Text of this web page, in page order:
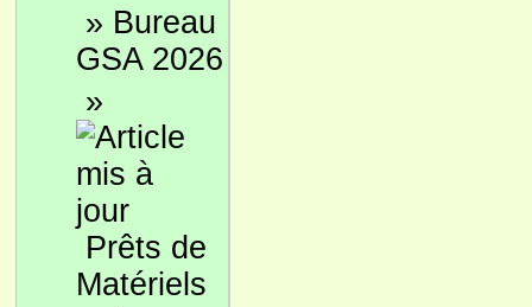
» Bureau
GSA 2026
»
Prêts de
Matériels